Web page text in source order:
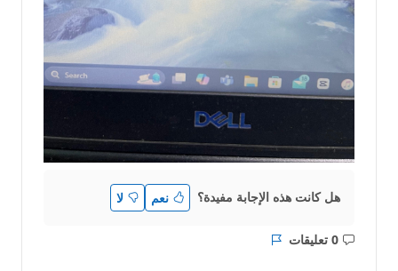
هل كانت هذه الإجابة مفيدة؟ نعم لا
0 تعليقات ليست
التقرير